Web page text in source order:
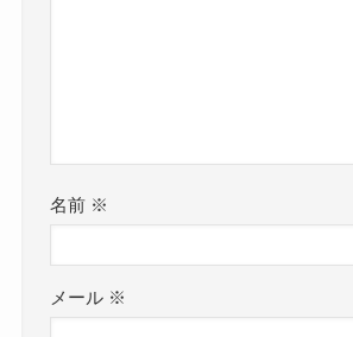
名前 ※
メール ※